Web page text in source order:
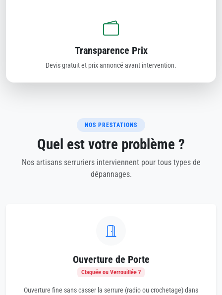
Transparence Prix
Devis gratuit et prix annoncé avant intervention.
NOS PRESTATIONS
Quel est votre problème ?
Nos artisans serruriers interviennent pour tous types de
dépannages.
Ouverture de Porte
Claquée ou Verrouillée ?
Ouverture fine sans casser la serrure (radio ou crochetage) dans